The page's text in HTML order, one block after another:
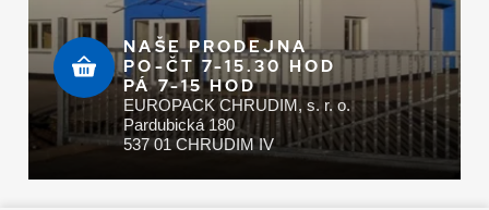
NAŠE PRODEJNA
PO-ČT 7-15.30 HOD
PÁ 7-15 HOD
EUROPACK CHRUDIM, s. r. o.
Pardubická 180
537 01 CHRUDIM IV